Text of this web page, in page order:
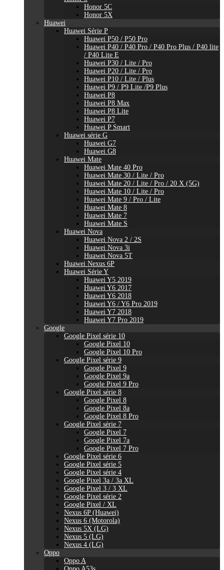
Honor 5C
Honor 5X
Huawei
Huawei Série P
Huawei P50 / P50 Pro
Huawei P40 / P40 Pro / P40 Pro Plus / P40 lite
/ P40 Lite E
Huawei P30 / Lite / Pro
Huawei P20 / Lite / Pro
Huawei P10 / Lite / Plus
Huawei P9 / P9 Lite /P9 Plus
Huawei P8
Huawei P8 Max
Huawei P8 Lite
Huawei P7
Huawei P Smart
Huawei série G
Huawei G7
Huawei G8
Huawei Mate
Huawei Mate 40 Pro
Huawei Mate 30 / Lite / Pro
Huawei Mate 20 / Lite / Pro / 20 X (5G)
Huawei Mate 10 / Lite / Pro
Huawei Mate 9 / Pro / Lite
Huawei Mate 8
Huawei Mate 7
Huawei Mate S
Huawei Nova
Huawei Nova 2 / 2S
Huawei Nova 3i
Huawei Nova 5T
Huawei Nexus 6P
Huawei Série Y
Huawei Y5 2019
Huawei Y6 2017
Huawei Y6 2018
Huawei Y6 / Y6 Pro 2019
Huawei Y7 2018
Huawei Y7 Pro 2019
Google
Google Pixel série 10
Google Pixel 10
Google Pixel 10 Pro
Google Pixel série 9
Google Pixel 9
Google Pixel 9a
Google Pixel 9 Pro
Google Pixel série 8
Google Pixel 8
Google Pixel 8a
Google Pixel 8 Pro
Google Pixel série 7
Google Pixel 7
Google Pixel 7a
Google Pixel 7 Pro
Google Pixel série 6
Google Pixel série 5
Google Pixel série 4
Google Pixel 3a / 3a XL
Google Pixel 3 / 3 XL
Google Pixel série 2
Google Pixel / XL
Nexus 6P (Huawei)
Nexus 6 (Motorola)
Nexus 5X (LG)
Nexus 5 (LG)
Nexus 4 (LG)
Oppo
Oppo A